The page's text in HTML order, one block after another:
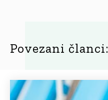
Povezani članci: